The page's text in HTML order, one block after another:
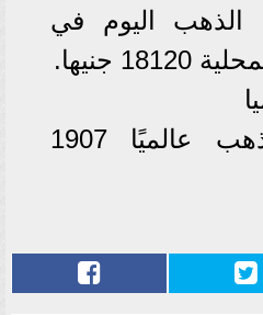
الذهب اليوم في
جنيها.
سجل سعر الذهب عالميًا 1907